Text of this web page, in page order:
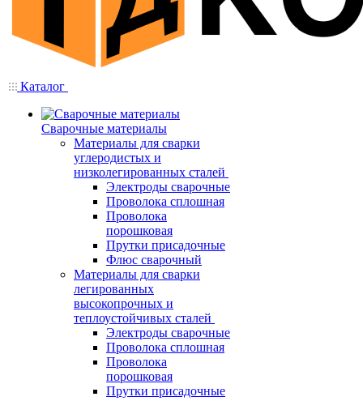
Каталог
Сварочные материалы
Материалы для сварки
углеродистых и
низколегированных сталей
Электроды сварочные
Проволока сплошная
Проволока
порошковая
Прутки присадочные
Флюс сварочный
Материалы для сварки
легированных
высокопрочных и
теплоустойчивых сталей
Электроды сварочные
Проволока сплошная
Проволока
порошковая
Прутки присадочные